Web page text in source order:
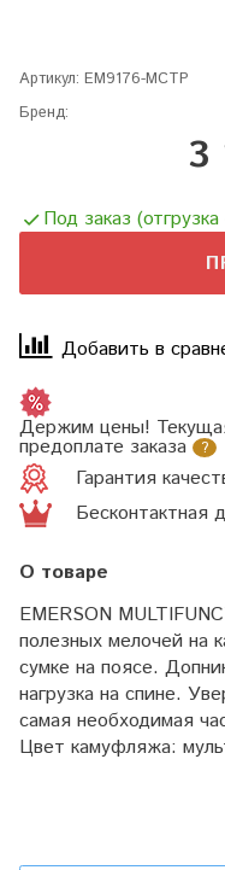
Артикул: EM9176-MCTP
Бренд:
3
Под заказ
Добавить в
Держим цены!
предоплате заказа ?
Гарантия
Бесконтактная
О товаре
EMERSON
полезных мелочей на
сумке на поясе.
нагрузка на спине.
самая необходимая
Цвет камуфляжа: